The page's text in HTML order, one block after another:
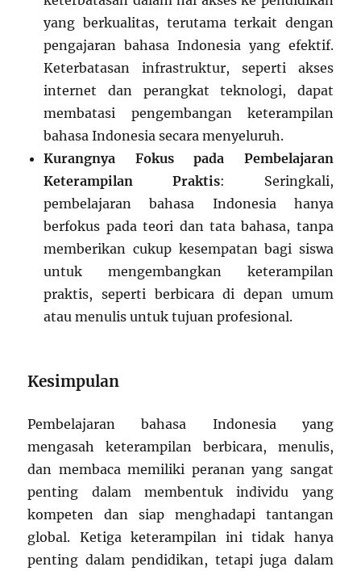
yang berkualitas, terutama terkait dengan
pengajaran bahasa Indonesia yang efektif.
Keterbatasan infrastruktur, seperti akses
internet dan perangkat teknologi, dapat
membatasi pengembangan keterampilan
bahasa Indonesia secara menyeluruh.
Kurangnya Fokus pada Pembelajaran
Keterampilan Praktis: Seringkali,
pembelajaran bahasa Indonesia hanya
berfokus pada teori dan tata bahasa, tanpa
memberikan cukup kesempatan bagi siswa
untuk mengembangkan keterampilan
praktis, seperti berbicara di depan umum
atau menulis untuk tujuan profesional.
Kesimpulan
Pembelajaran bahasa Indonesia yang
mengasah keterampilan berbicara, menulis,
dan membaca memiliki peranan yang sangat
penting dalam membentuk individu yang
kompeten dan siap menghadapi tantangan
global. Ketiga keterampilan ini tidak hanya
penting dalam pendidikan, tetapi juga dalam